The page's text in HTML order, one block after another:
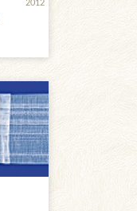
2012